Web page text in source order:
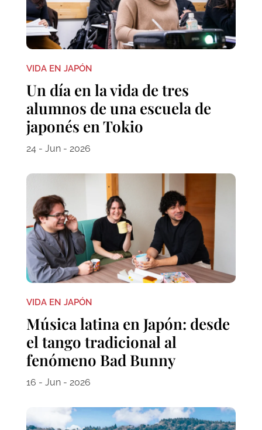
VIDA EN JAPÓN
Un día en la vida de tres
alumnos de una escuela de
japonés en Tokio
24 - Jun - 2026
VIDA EN JAPÓN
Música latina en Japón: desde
el tango tradicional al
fenómeno Bad Bunny
16 - Jun - 2026